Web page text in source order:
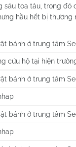
sáu toa tàu, trong đó
hầu hết bị thương
cứu hộ tại hiện